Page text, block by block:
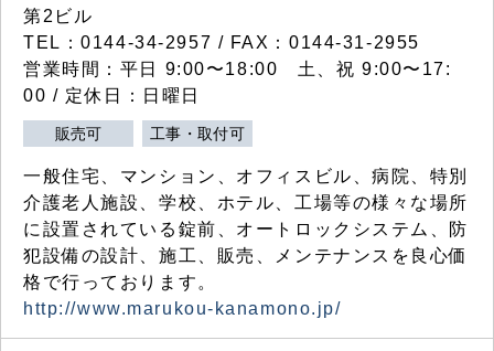
第2ビル
TEL：0144-34-2957 / FAX：0144-31-2955
営業時間：平日 9:00〜18:00 土、祝 9:00〜17:
00 / 定休日：日曜日
販売可 工事・取付可
一般住宅、マンション、オフィスビル、病院、特別
介護老人施設、学校、ホテル、工場等の様々な場所
に設置されている錠前、オートロックシステム、防
犯設備の設計、施工、販売、メンテナンスを良心価
格で行っております。
http://www.marukou-kanamono.jp/